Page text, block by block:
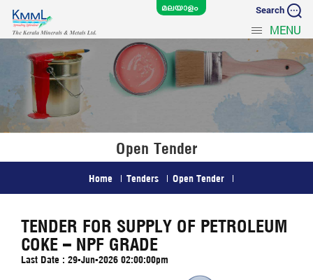
Search
MENU
Open Tender
Home Tenders Open Tender
TENDER FOR SUPPLY OF PETROLEUM
COKE – NPF GRADE
Last Date : 29-Jun-2026 02:00:00pm